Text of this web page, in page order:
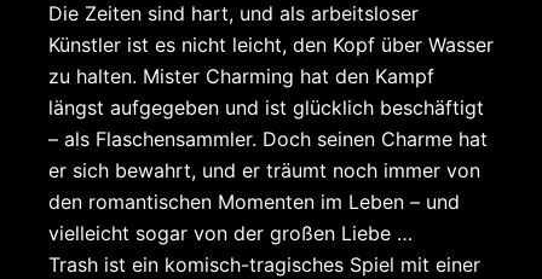
Die Zeiten sind hart, und als arbeitsloser
Künstler ist es nicht leicht, den Kopf über Wasser
zu halten. Mister Charming hat den Kampf
längst aufgegeben und ist glücklich beschäftigt
– als Flaschensammler. Doch seinen Charme hat
er sich bewahrt, und er träumt noch immer von
den romantischen Momenten im Leben – und
vielleicht sogar von der großen Liebe …
Trash ist ein komisch-tragisches Spiel mit einer